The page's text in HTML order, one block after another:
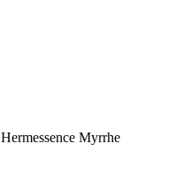
Hermessence Myrrhe